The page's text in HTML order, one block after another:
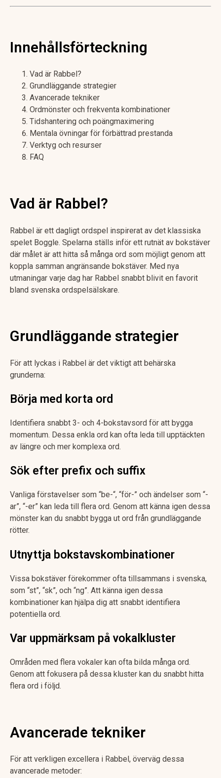
Innehållsförteckning
Vad är Rabbel?
Grundläggande strategier
Avancerade tekniker
Ordmönster och frekventa kombinationer
Tidshantering och poängmaximering
Mentala övningar för förbättrad prestanda
Verktyg och resurser
FAQ
Vad är Rabbel?
Rabbel är ett dagligt ordspel inspirerat av det klassiska
spelet Boggle. Spelarna ställs inför ett rutnät av bokstäver
där målet är att hitta så många ord som möjligt genom att
koppla samman angränsande bokstäver. Med nya
utmaningar varje dag har Rabbel snabbt blivit en favorit
bland svenska ordspelsälskare.
Grundläggande strategier
För att lyckas i Rabbel är det viktigt att behärska
grunderna:
Börja med korta ord
Identifiera snabbt 3- och 4-bokstavsord för att bygga
momentum. Dessa enkla ord kan ofta leda till upptäckten
av längre och mer komplexa ord.
Sök efter prefix och suffix
Vanliga förstavelser som “be-“, “för-” och ändelser som “-
ar”, “-er” kan leda till flera ord. Genom att känna igen dessa
mönster kan du snabbt bygga ut ord från grundläggande
rötter.
Utnyttja bokstavskombinationer
Vissa bokstäver förekommer ofta tillsammans i svenska,
som “st”, “sk”, och “ng”. Att känna igen dessa
kombinationer kan hjälpa dig att snabbt identifiera
potentiella ord.
Var uppmärksam på vokalkluster
Områden med flera vokaler kan ofta bilda många ord.
Genom att fokusera på dessa kluster kan du snabbt hitta
flera ord i följd.
Avancerade tekniker
För att verkligen excellera i Rabbel, överväg dessa
avancerade metoder: